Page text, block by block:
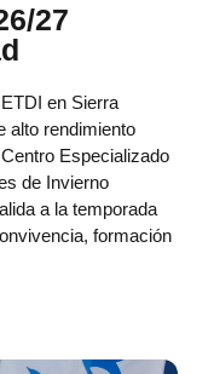
27
en Sierra
alto rendimiento
Especializado
de Invierno
a la temporada
formación